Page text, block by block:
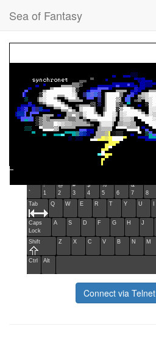
Sea of Fantasy
~
`
!
1
@
2
#
3
$
4
%
5
^
6
&
7
*
8
Tab Q W E R T Y U
Caps
Lock
A S D F G H J
Shift Z X C V B N M
Ctrl
Alt
Connect via Telnet